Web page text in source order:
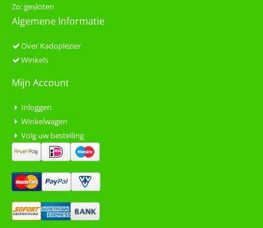
Zo: gesloten
Algemene Informatie
Over Kadoplezier
Winkels
Mijn Account
Inloggen
Winkelwagen
Volg uw bestelling